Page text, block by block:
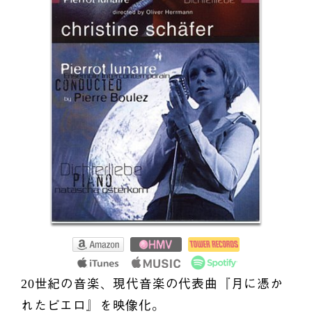
20世紀の音楽、現代音楽の代表曲『月に憑か
れたピエロ』を映像化。